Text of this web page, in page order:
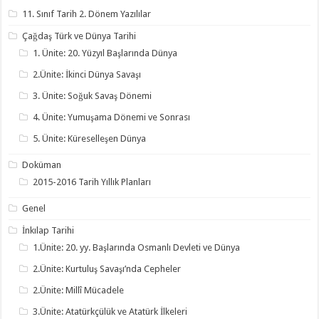
11. Sınıf Tarih 2. Dönem Yazılılar
Çağdaş Türk ve Dünya Tarihi
1. Ünite: 20. Yüzyıl Başlarında Dünya
2.Ünite: İkinci Dünya Savaşı
3. Ünite: Soğuk Savaş Dönemi
4. Ünite: Yumuşama Dönemi ve Sonrası
5. Ünite: Küreselleşen Dünya
Doküman
2015-2016 Tarih Yıllık Planları
Genel
İnkılap Tarihi
1.Ünite: 20. yy. Başlarında Osmanlı Devleti ve Dünya
2.Ünite: Kurtuluş Savaşı’nda Cepheler
2.Ünite: Millî Mücadele
3.Ünite: Atatürkçülük ve Atatürk İlkeleri